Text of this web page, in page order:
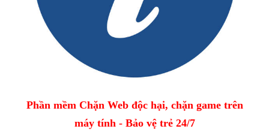
Phần mềm Chặn Web độc hại, chặn game trên
máy tính - Bảo vệ trẻ 24/7